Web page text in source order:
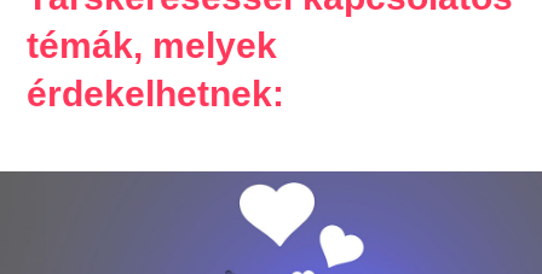
témák, melyek
érdekelhetnek: